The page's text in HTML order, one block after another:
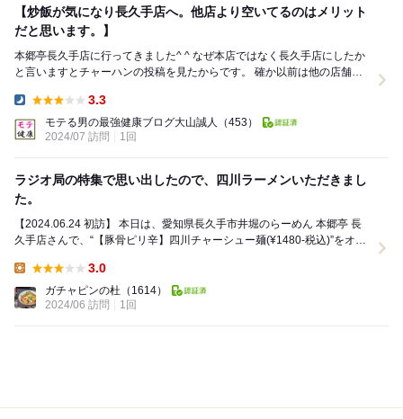
【炒飯が気になり長久手店へ。他店より空いてるのはメリット
だと思います。】
本郷亭長久手店に行ってきました^ ^ なぜ本店ではなく長久手店にしたか
と言いますとチャーハンの投稿を見たからです。 確か以前は他の店舗で
3.3
モテる男の最強健康ブログ大山誠人
（453）
2024/07 訪問
1回
ラジオ局の特集で思い出したので、四川ラーメンいただきまし
た。
【2024.06.24 初訪】 本日は、愛知県長久手市井堀のらーめん 本郷亭 長
久手店さんで、“【豚骨ピリ辛】四川チャーシュー麺(¥1480-税込)”をオー
3.0
ガチャピンの杜 （1614）
2024/06 訪問
1回